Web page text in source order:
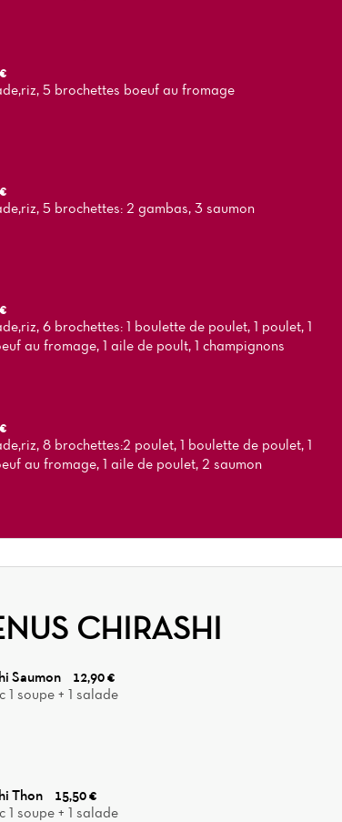
5 brochettes boeuf au fromage
5 brochettes: 2 gambas, 3 saumon
6 brochettes: 1 boulette de poulet, 1 poulet, 1
au fromage, 1 aile de poult, 1 champignons
8 brochettes:2 poulet, 1 boulette de poulet, 1
au fromage, 1 aile de poulet, 2 saumon
CHIRASHI
Saumon
12,90 €
1 soupe + 1 salade
Thon
15,50 €
1 soupe + 1 salade